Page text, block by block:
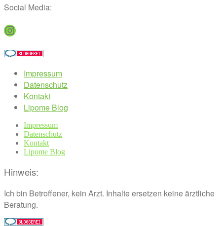
Social Media:
Instagram
Impressum
Datenschutz
Kontakt
Lipome Blog
Impressum
Datenschutz
Kontakt
Lipome Blog
Hinweis:
Ich bin Betroffener, kein Arzt. Inhalte ersetzen keine ärztliche
Beratung.